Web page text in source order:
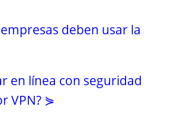
deben usar la
en línea con seguridad
VPN? ⋟